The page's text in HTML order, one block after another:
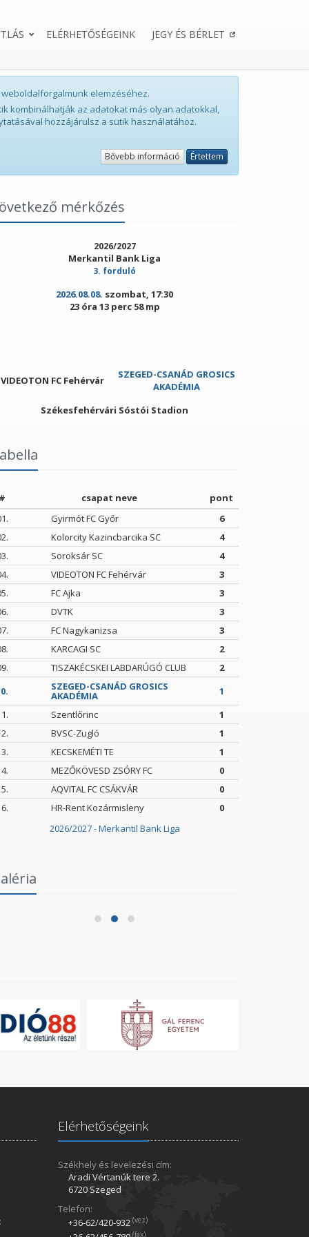
ELÉRHETŐSÉGEINK JEGY ÉS BÉRLET
elemzéséhez.
kombinálhatják az adatokat más olyan adatokkal,
hozzájárulsz a sütik használatához.
Bővebb információ Értettem
mérkőzés
2026/2027
Merkantil Bank Liga
3. forduló
2026.08.08. szombat, 17:30
23 óra 13 perc 58 mp
VIDEOTON FC Fehérvár
SZEGED-CSANÁD GROSICS
AKADÉMIA
Székesfehérvári Sóstói Stadion
2026/2027 - Merkantil Bank Liga
# csapat neve
pont
Gyirmót FC Győr
6
Kolorcity Kazincbarcika SC
4
Soroksár SC
4
VIDEOTON FC Fehérvár
3
FC Ajka
3
DVTK
3
FC Nagykanizsa
3
KARCAGI SC
2
TISZAKÉCSKEI LABDARÚGÓ CLUB
2
SZEGED-CSANÁD GROSICS
AKADÉMIA
1
Szentlőrinc
1
BVSC-Zugló
1
KECSKEMÉTI TE
1
MEZŐKÖVESD ZSÓRY FC
0
AQVITAL FC CSÁKVÁR
0
HR-Rent Kozármisleny 0
Gellért Fórumban
2026.06.03.
Elérhetőségeink
Székhely és levelezési cím:
Aradi Vértanúk tere 2.
6720 Szeged
Telefon:
+36-62/420­-932 (vez)
(fax)